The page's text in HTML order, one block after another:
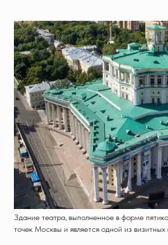
Здание театра, выполненное в форме
точек Москвы и является одной из визитных